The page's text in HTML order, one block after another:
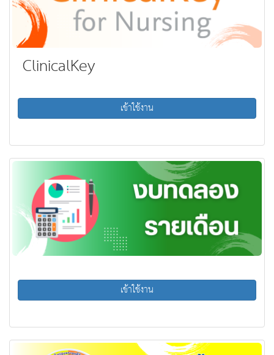
ClinicalKey
เข้าใช้งาน
เข้าใช้งาน